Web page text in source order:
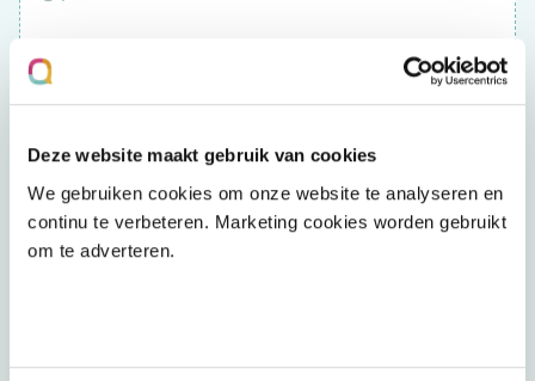
Deze website maakt gebruik van cookies
We gebruiken cookies om onze website te analyseren en
continu te verbeteren. Marketing cookies worden gebruikt
om te adverteren.
Door op “verzenden” te klikken accepteert u
hetprivacybeleid